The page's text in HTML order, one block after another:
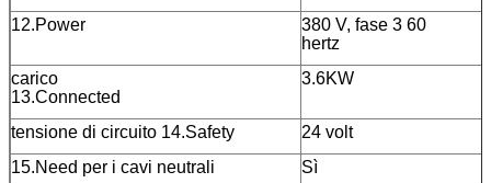
12.Power 380 V, fase 3 60
hertz
carico
13.Connected
3.6KW
tensione di circuito 14.Safety
24 volt
15.Need per i cavi neutrali
Sì